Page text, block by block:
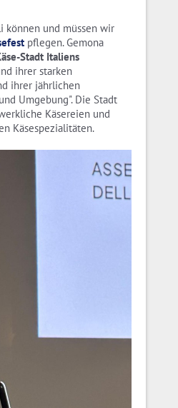
können und müssen wir
pflegen. Gemona
Stadt Italiens
ihrer starken
ihrer jährlichen
Umgebung". Die Stadt
Käsereien und
Käsespezialitäten.